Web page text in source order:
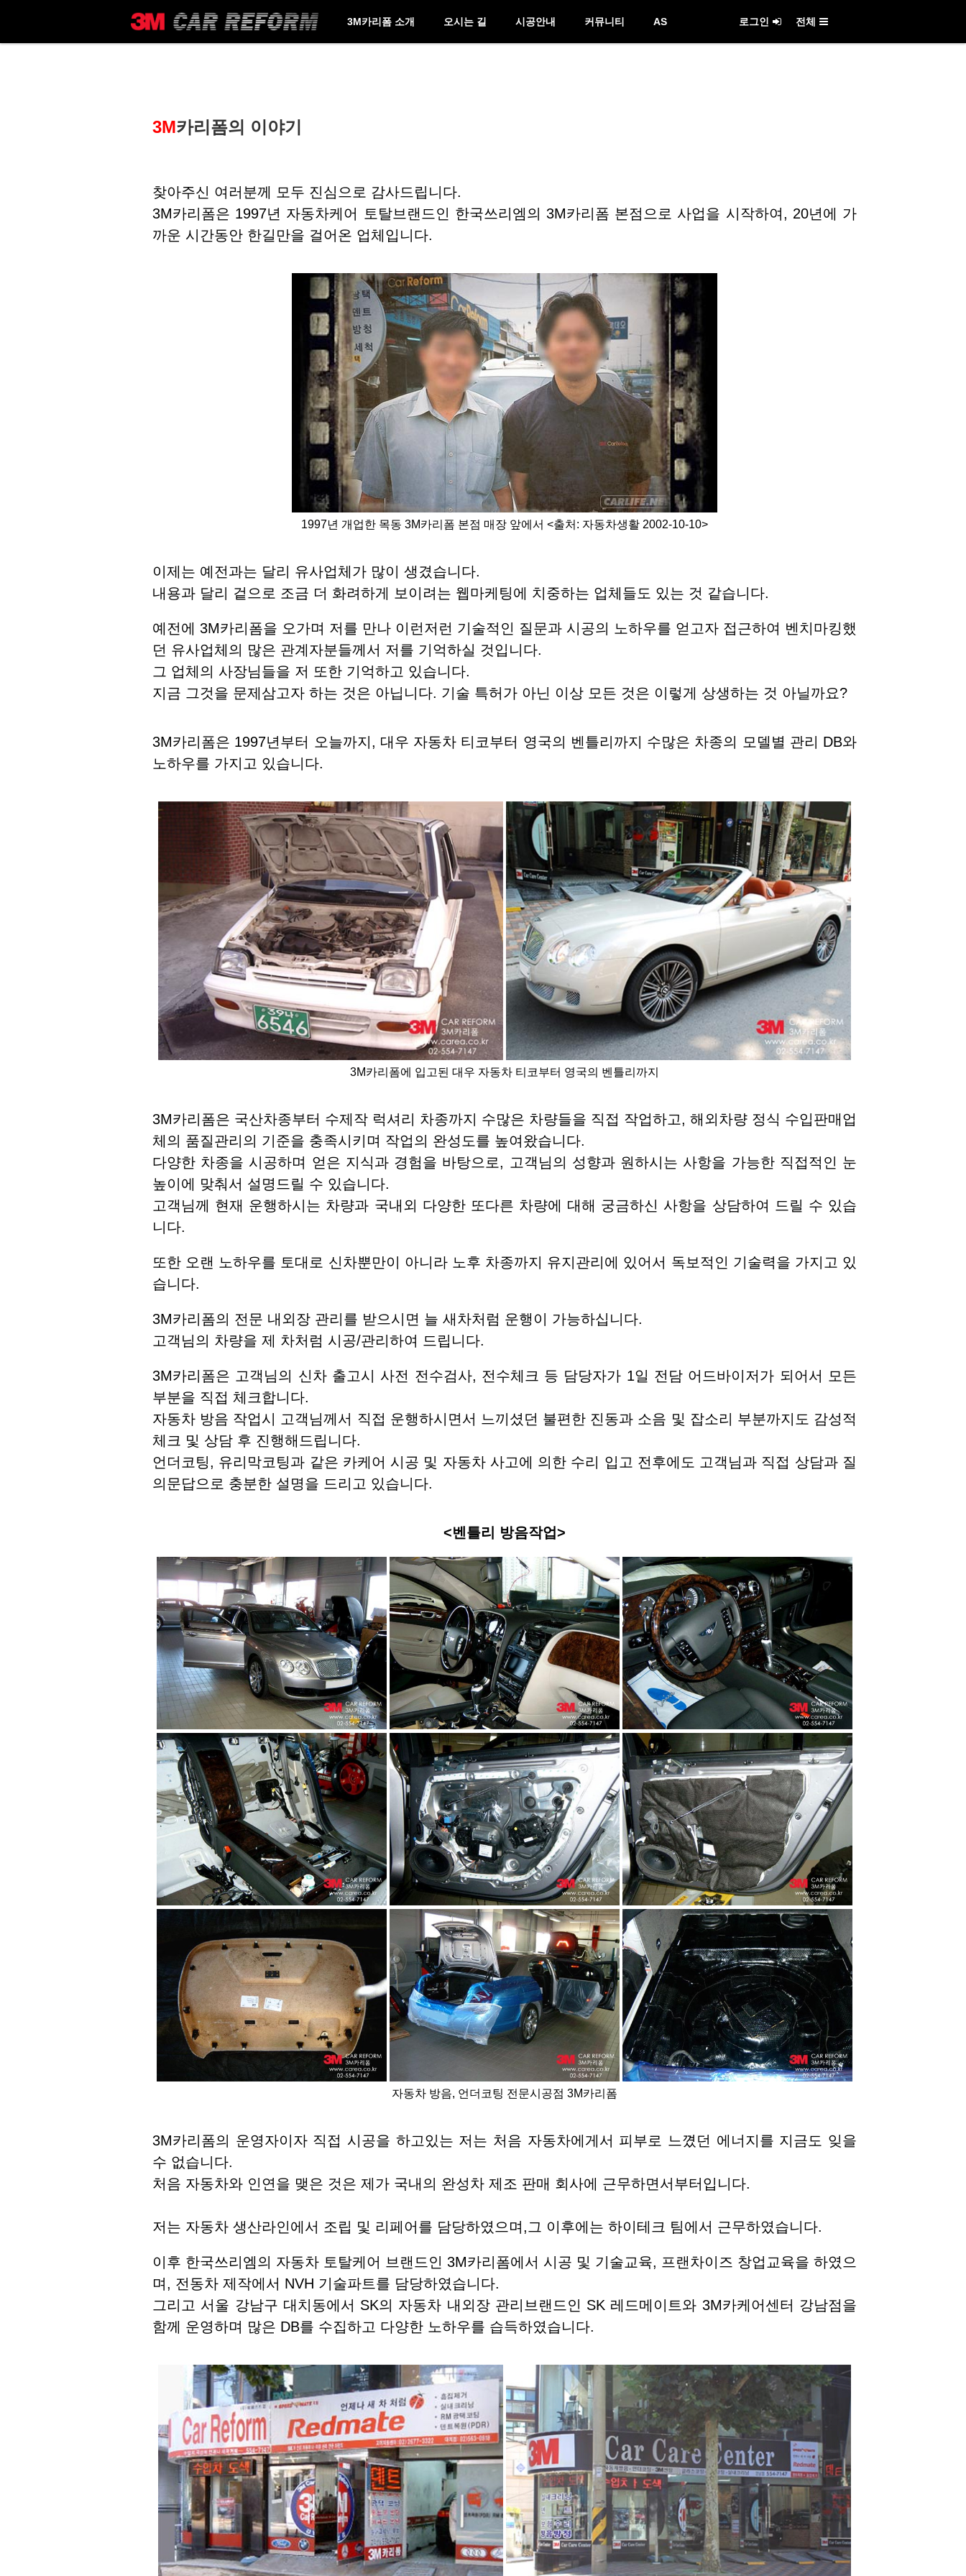
메뉴 건너뛰기
3M카리폼 소개 오시는 길 시공안내 커뮤니티 AS 로그인 전체
3M카리폼의 이야기
찾아주신 여러분께 모두 진심으로 감사드립니다.
3M카리폼은 1997년 자동차케어 토탈브랜드인 한국쓰리엠의 3M카리폼 본점으로 사업을 시작하여, 20년에 가
까운 시간동안 한길만을 걸어온 업체입니다.
1997년 개업한 목동 3M카리폼 본점 매장 앞에서 <출처: 자동차생활 2002-10-10>
이제는 예전과는 달리 유사업체가 많이 생겼습니다.
내용과 달리 겉으로 조금 더 화려하게 보이려는 웹마케팅에 치중하는 업체들도 있는 것 같습니다.
예전에 3M카리폼을 오가며 저를 만나 이런저런 기술적인 질문과 시공의 노하우를 얻고자 접근하여 벤치마킹했
던 유사업체의 많은 관계자분들께서 저를 기억하실 것입니다.
그 업체의 사장님들을 저 또한 기억하고 있습니다.
지금 그것을 문제삼고자 하는 것은 아닙니다. 기술 특허가 아닌 이상 모든 것은 이렇게 상생하는 것 아닐까요?
3M카리폼은 1997년부터 오늘까지, 대우 자동차 티코부터 영국의 벤틀리까지 수많은 차종의 모델별 관리 DB와
노하우를 가지고 있습니다.
3M카리폼에 입고된 대우 자동차 티코부터 영국의 벤틀리까지
3M카리폼은 국산차종부터 수제작 럭셔리 차종까지 수많은 차량들을 직접 작업하고, 해외차량 정식 수입판매업
체의 품질관리의 기준을 충족시키며 작업의 완성도를 높여왔습니다.
다양한 차종을 시공하며 얻은 지식과 경험을 바탕으로, 고객님의 성향과 원하시는 사항을 가능한 직접적인 눈
높이에 맞춰서 설명드릴 수 있습니다.
고객님께 현재 운행하시는 차량과 국내외 다양한 또다른 차량에 대해 궁금하신 사항을 상담하여 드릴 수 있습
니다.
또한 오랜 노하우를 토대로 신차뿐만이 아니라 노후 차종까지 유지관리에 있어서 독보적인 기술력을 가지고 있
습니다.
3M카리폼의 전문 내외장 관리를 받으시면 늘 새차처럼 운행이 가능하십니다.
고객님의 차량을 제 차처럼 시공/관리하여 드립니다.
3M카리폼은 고객님의 신차 출고시 사전 전수검사, 전수체크 등 담당자가 1일 전담 어드바이저가 되어서 모든
부분을 직접 체크합니다.
자동차 방음 작업시 고객님께서 직접 운행하시면서 느끼셨던 불편한 진동과 소음 및 잡소리 부분까지도 감성적
체크 및 상담 후 진행해드립니다.
언더코팅, 유리막코팅과 같은 카케어 시공 및 자동차 사고에 의한 수리 입고 전후에도 고객님과 직접 상담과 질
의문답으로 충분한 설명을 드리고 있습니다.
<벤틀리 방음작업>
자동차 방음, 언더코팅 전문시공점 3M카리폼
3M카리폼의 운영자이자 직접 시공을 하고있는 저는 처음 자동차에게서 피부로 느꼈던 에너지를 지금도 잊을
수 없습니다.
처음 자동차와 인연을 맺은 것은 제가 국내의 완성차 제조 판매 회사에 근무하면서부터입니다.
저는 자동차 생산라인에서 조립 및 리페어를 담당하였으며,그 이후에는 하이테크 팀에서 근무하였습니다.
이후 한국쓰리엠의 자동차 토탈케어 브랜드인 3M카리폼에서 시공 및 기술교육, 프랜차이즈 창업교육을 하였으
며, 전동차 제작에서 NVH 기술파트를 담당하였습니다.
그리고 서울 강남구 대치동에서 SK의 자동차 내외장 관리브랜드인 SK 레드메이트와 3M카케어센터 강남점을
함께 운영하며 많은 DB를 수집하고 다양한 노하우를 습득하였습니다.